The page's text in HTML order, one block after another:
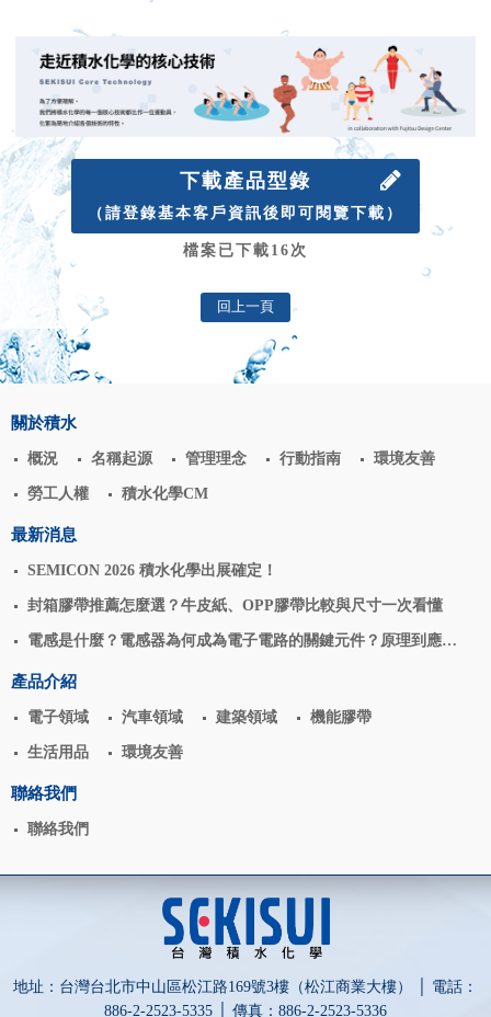
下載產品型錄
（請登錄基本客戶資訊後即可閱覽下載）
檔案已下載16次
回上一頁
關於積水
概況 名稱起源 管理理念 行動指南 環境友善
勞工人權 積水化學CM
最新消息
SEMICON 2026 積水化學出展確定！
封箱膠帶推薦怎麼選？牛皮紙、OPP膠帶比較與尺寸一次看懂
電感是什麼？電感器為何成為電子電路的關鍵元件？原理到應用
產品介紹
電子領域 汽車領域 建築領域 機能膠帶
生活用品 環境友善
聯絡我們
聯絡我們
地址：台灣台北市中山區松江路169號3樓（松江商業大樓） │ 電話：
886-2-2523-5335 │ 傳真：886-2-2523-5336